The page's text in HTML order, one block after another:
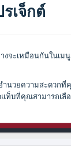
เจ็กต์
งจะเหมือนกันในเม
ำนวยความสะดวกที่
ท็บที่คุณสามารถเลือ